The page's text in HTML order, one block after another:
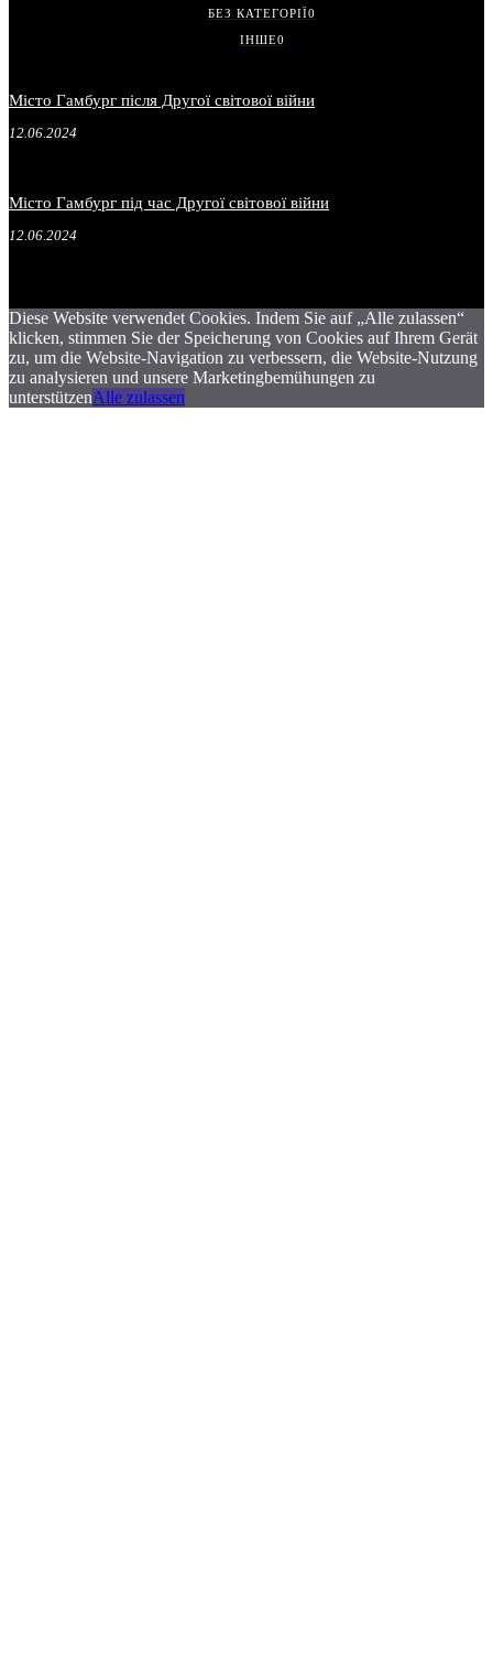
БЕЗ КАТЕГОРІЇ0
ІНШЕ0
Місто Гамбург після Другої світової війни
12.06.2024
Місто Гамбург під час Другої світової війни
12.06.2024
Diese Website verwendet Cookies. Indem Sie auf „Alle zulassen“
klicken, stimmen Sie der Speicherung von Cookies auf Ihrem Gerät
zu, um die Website-Navigation zu verbessern, die Website-Nutzung
zu analysieren und unsere Marketingbemühungen zu
unterstützenAlle zulassen